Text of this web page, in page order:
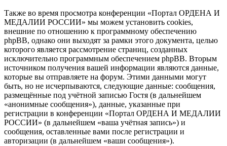
Также во время просмотра конференции «Портал ОРДЕНА И
МЕДАЛИИ РОССИИ» мы можем установить cookies,
внешние по отношению к программному обеспечению
phpBB, однако они выходят за рамки этого документа, целью
которого является рассмотрение страниц, созданных
исключительно программным обеспечением phpBB. Вторым
источником получения вашей информации являются данные,
которые вы отправляете на форум. Этими данными могут
быть, но не исчерпываются, следующие данные: сообщения,
размещённые под учётной записью Гостя (в дальнейшем
«анонимные сообщения»), данные, указанные при
регистрации в конференции «Портал ОРДЕНА И МЕДАЛИИ
РОССИИ» (в дальнейшем «ваша учётная запись») и
сообщения, оставленные вами после регистрации и
авторизации (в дальнейшем «ваши сообщения»).